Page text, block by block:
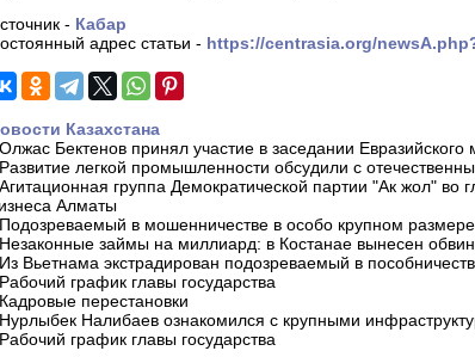
- Кабар
адрес статьи - https://centrasia.org/
Казахстана
Олжас Бектенов принял участие в заседании
Развитие легкой промышленности обсудили с
Агитационная группа Демократической партии "Ак жол" во
Алматы
Подозреваемый в мошенничестве в особо крупном размере
Незаконные займы на миллиард: в Костанае вынесен
Из Вьетнама экстрадирован подозреваемый в
Рабочий график главы государства
Кадровые перестановки
Нурлыбек Налибаев ознакомился с крупными
Рабочий график главы государства